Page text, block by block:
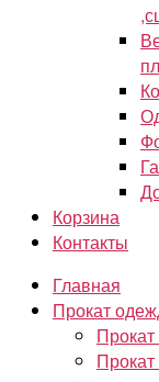
Корзина
Контакты
Главная
Прокат